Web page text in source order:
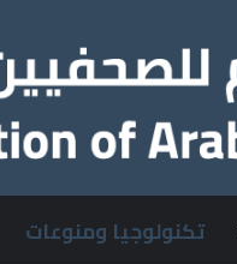
تكنولوجيا ومنوعات